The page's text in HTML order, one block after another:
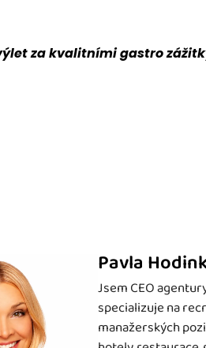
za kvalitními gastro
Pavla
Jsem CEO
specializuje na
manažerských